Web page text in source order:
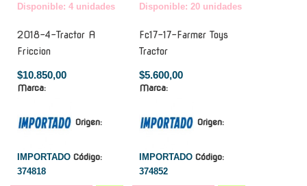
Disponible: 4 unidades
2018-4-Tractor A
Friccion
$10.850,00
Marca:
Origen:
IMPORTADO Código:
374818
Disponible: 20 unidades
Fc17-17-Farmer Toys
Tractor
$5.600,00
Marca:
Origen:
IMPORTADO Código:
374852